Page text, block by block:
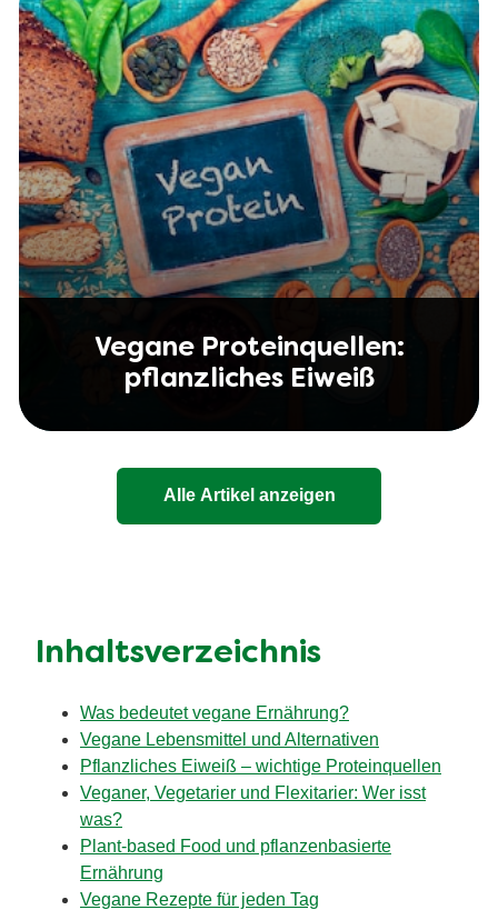
Vegane Proteinquellen:
pflanzliches Eiweiß
Alle Artikel anzeigen
Inhaltsverzeichnis
Was bedeutet vegane Ernährung?
Vegane Lebensmittel und Alternativen
Pflanzliches Eiweiß – wichtige Proteinquellen
Veganer, Vegetarier und Flexitarier: Wer isst
was?
Plant-based Food und pflanzenbasierte
Ernährung
Vegane Rezepte für jeden Tag